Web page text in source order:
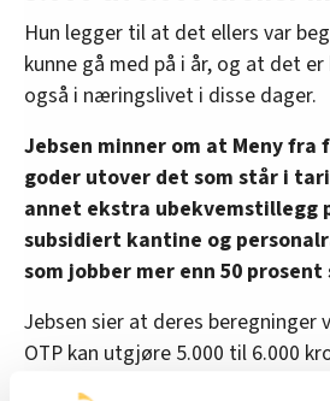
Hun legger til at det ellers var
kunne gå med på i år, og at det
også i næringslivet i disse dager.
Jebsen minner om at Meny fra
goder utover det som står i
annet ekstra ubekvemstillegg
subsidiert kantine og
som jobber mer enn 50
Jebsen sier at deres beregninger
OTP kan utgjøre 5.000 til 6.000
pensjonsoppsparing per år for